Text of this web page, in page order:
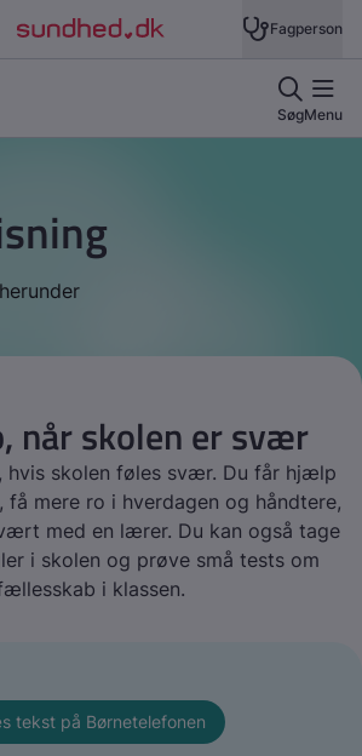
når skolen er svær
hvis skolen føles svær. Du får hjælp
få mere ro i hverdagen og håndtere,
med en lærer. Du kan også tage
i skolen og prøve små tests om
i klassen.
tekst på Børnetelefonen